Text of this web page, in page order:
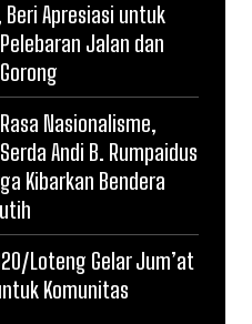
Beri Apresiasi untuk
Jalan dan
Nasionalisme,
Andi B. Rumpaidus
Kibarkan Bendera
Loteng Gelar Jum’at
Komunitas